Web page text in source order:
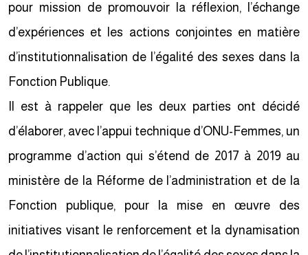
pour mission de promouvoir la réflexion, l’échange
d’expériences et les actions conjointes en matière
d’institutionnalisation de l’égalité des sexes dans la
Fonction Publique.
Il est à rappeler que les deux parties ont décidé
d’élaborer, avec l’appui technique d’ONU-Femmes, un
programme d’action qui s’étend de 2017 à 2019 au
ministère de la Réforme de l’administration et de la
Fonction publique, pour la mise en œuvre des
initiatives visant le renforcement et la dynamisation